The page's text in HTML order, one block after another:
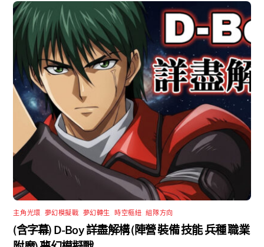
主角光環 夢幻模擬戰 夢幻轉生 ,時空樞紐 ,組隊方向
(含字幕) D-Boy 詳盡解構 (陣營 裝備 技能 兵種 職業